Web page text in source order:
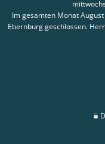
Im gesamten Monat
Ebernburg geschlossen.